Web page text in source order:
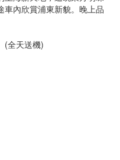
車內欣賞浦東新貌。晚上品
(全天送機)